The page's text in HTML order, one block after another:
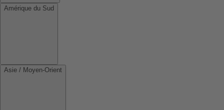
Amérique du Sud
Asie / Moyen-Orient